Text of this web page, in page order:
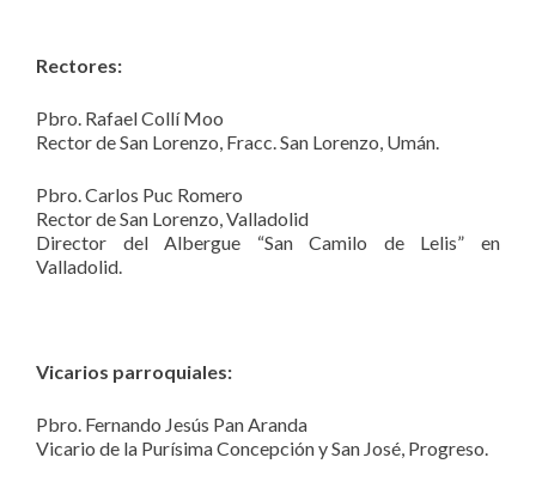
Rectores:
Pbro. Rafael Collí Moo
Rector de San Lorenzo, Fracc. San Lorenzo, Umán.
Pbro. Carlos Puc Romero
Rector de San Lorenzo, Valladolid
Director del Albergue “San Camilo de Lelis” en
Valladolid.
Vicarios parroquiales:
Pbro. Fernando Jesús Pan Aranda
Vicario de la Purísima Concepción y San José, Progreso.